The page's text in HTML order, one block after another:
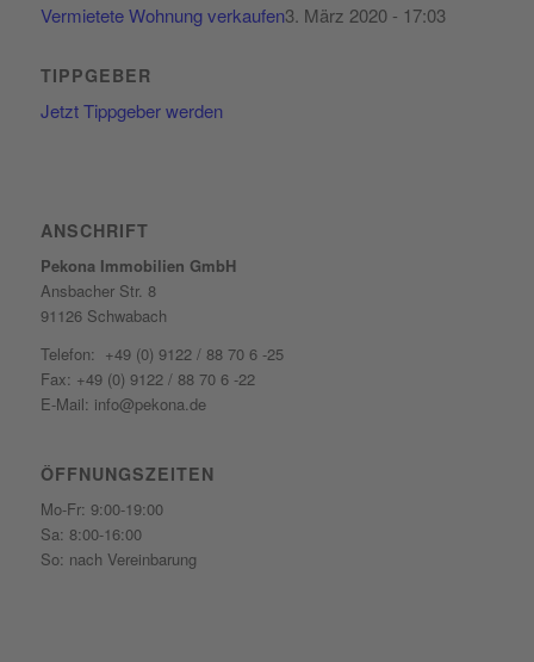
Vermietete Wohnung verkaufen3. März 2020 - 17:03
TIPPGEBER
Jetzt Tippgeber werden
ANSCHRIFT
Pekona Immobilien GmbH
Ansbacher Str. 8
91126 Schwabach
Telefon: +49 (0) 9122 / 88 70 6 -25
Fax: +49 (0) 9122 / 88 70 6 -22
E-Mail: info@pekona.de
ÖFFNUNGSZEITEN
Mo-Fr: 9:00-19:00
Sa: 8:00-16:00
So: nach Vereinbarung